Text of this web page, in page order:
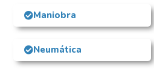
Maniobra
Neumática